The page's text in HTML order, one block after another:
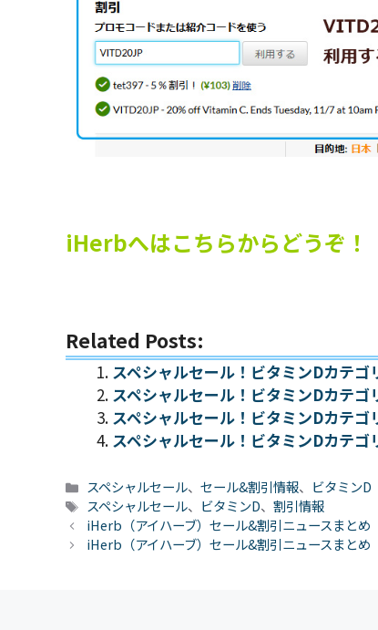
iHerbへはこちらからどうぞ！
Related Posts:
スペシャルセール！ビタミンDカテ
スペシャルセール！ビタミンDカテ
スペシャルセール！ビタミンDカテ
スペシャルセール！ビタミンDカテ
カ
テ
ゴ
リ
スペシャルセール、セール&割引情報、 ビタミンD
タ
グ
スペシャルセール、 ビタミンD、割引情報
iHerb（アイハーブ）セール&割引ニュースまと
iHerb（アイハーブ）セール&割引ニュースまと